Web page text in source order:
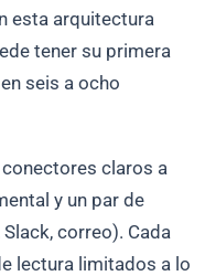
esta arquitectura
tener su primera
seis a ocho
claros a
y un par de
correo). Cada
lectura limitados a lo